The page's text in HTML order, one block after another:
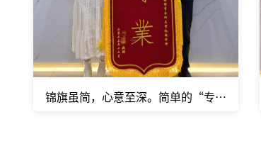
锦旗虽简，心意至深。简单的“专业”二